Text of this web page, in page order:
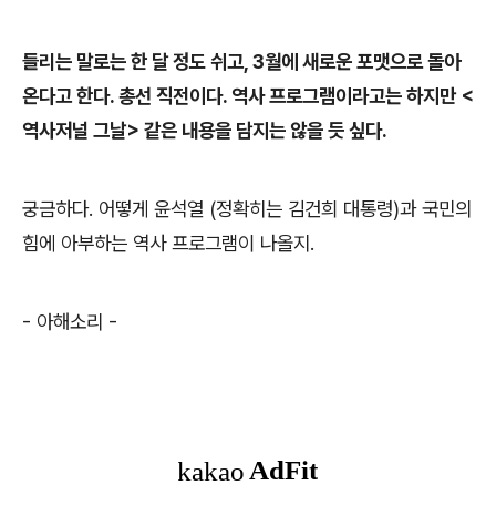
들리는 말로는 한 달 정도 쉬고, 3월에 새로운 포맷으로 돌아
온다고 한다.총선 직전이다. 역사 프로그램이라고는 하지만 <
역사저널 그날> 같은 내용을 담지는 않을 듯 싶다.
궁금하다. 어떻게 윤석열 (정확히는 김건희 대통령)과 국민의
힘에 아부하는 역사 프로그램이 나올지 .
- 아해소리 -